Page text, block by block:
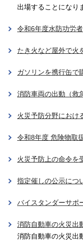
出場することにな
令和6年度水防功労
たき火など屋外で火
ガソリンを携行缶で
消防車両の出動（救
火災予防分野におけ
令和8年度 危険物取
火災予防上の命令を
指定催しの公示につ
バイスタンダーサポ
消防自動車の火災出
消防自動車の火災出